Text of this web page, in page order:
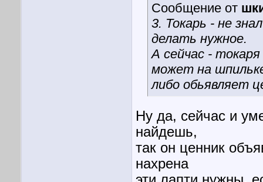
Сообщение от
3. Токарь - не
делать нужное.
А сейчас -
может на
либо обьявляет
Ну да, сейчас и
найдешь,
так он ценник
нахрена